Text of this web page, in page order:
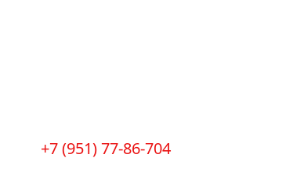
+7 (951) 77-86-704